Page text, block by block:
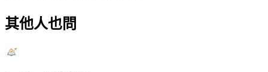
其他人也問